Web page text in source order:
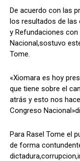
Facebook X
Facebook X
De acuerdo con las
los resultados de las
y Refundaciones
Nacional,sostuvo
Tome.
«Xiomara es hoy
que tiene sobre el
atrás y esto nos
Congreso
Para Rasel Tome el
de forma